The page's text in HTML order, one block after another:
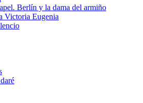
Berlín y la dama del armiño
Victoria Eugenia